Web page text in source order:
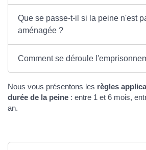
Que se passe-t-il si la peine n'est
aménagée ?
Comment se déroule
Nous vous présentons les règles
durée de la peine : entre 1 et 6 mois,
an.